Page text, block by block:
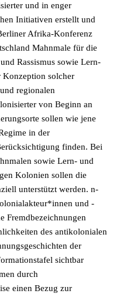
und in enger
Initiativen erstellt und
Afrika-Konferenz
Mahnmale für die
Rassismus sowie Lern-
Konzeption solcher
regionalen
von Beginn an
sollen wie jene
in der
finden. Bei
sowie Lern- und
Kolonien sollen die
unterstützt werden. n-
und -
Fremdbezeichnungen
des antikolonialen
der
sichtbar
durch
einen Bezug zur